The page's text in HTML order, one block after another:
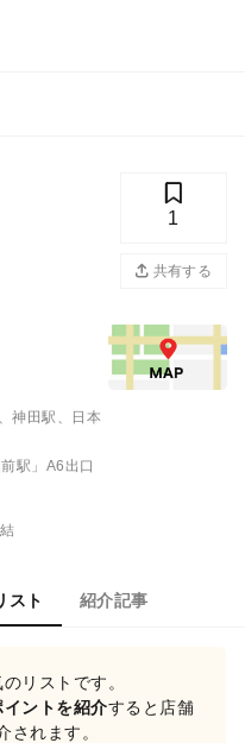
1
共有する
神田駅、日本
駅」A6出口
スト 紹介記事
リストです。
ントを紹介すると店舗
されます。